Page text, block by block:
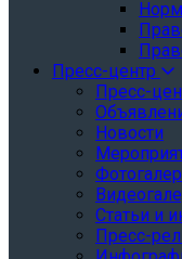
Пресс-центр
Пресс-
Новости
Статьи и
Пресс-